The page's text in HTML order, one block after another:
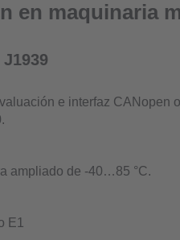
en maquinaria
e interfaz CANopen
ampliado de -40…85 °C.
E1